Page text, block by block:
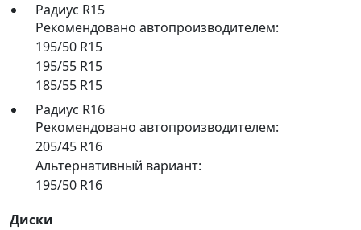
Радиус R15
Рекомендовано автопроизводителем:
195/50 R15
195/55 R15
185/55 R15
Радиус R16
Рекомендовано автопроизводителем:
205/45 R16
Альтернативный вариант:
195/50 R16
Диски